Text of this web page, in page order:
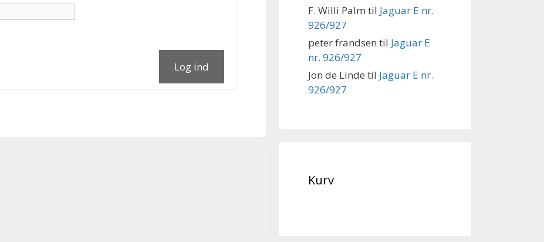
Log ind
F. Willi Palm til Jaguar E nr.
926/927
peter frandsen til Jaguar E
nr. 926/927
Jon de Linde til Jaguar E nr.
926/927
Kurv